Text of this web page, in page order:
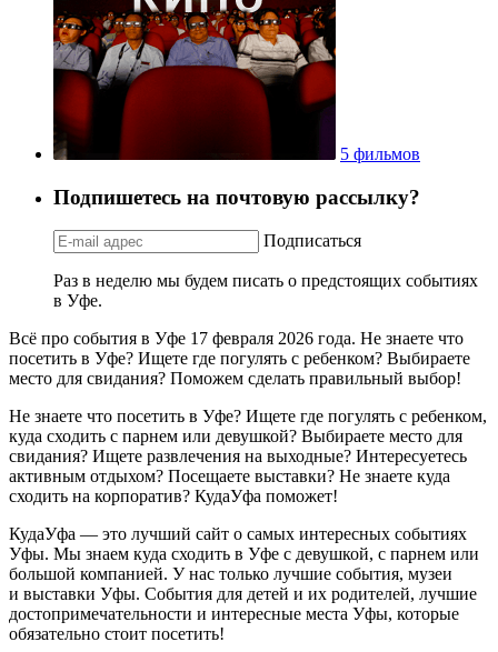
5 фильмов
Подпишетесь на почтовую рассылку?
Подписаться
Раз в неделю мы будем писать о предстоящих событиях
в Уфе.
Всё про события в Уфе 17 февраля 2026 года. Не знаете что
посетить в Уфе? Ищете где погулять с ребенком? Выбираете
место для свидания? Поможем сделать правильный выбор!
Не знаете что посетить в Уфе? Ищете где погулять с ребенком,
куда сходить с парнем или девушкой? Выбираете место для
свидания? Ищете развлечения на выходные? Интересуетесь
активным отдыхом? Посещаете выставки? Не знаете куда
сходить на корпоратив? КудаУфа поможет!
КудаУфа — это лучший сайт о самых интересных событиях
Уфы. Мы знаем куда сходить в Уфе с девушкой, с парнем или
большой компанией. У нас только лучшие события, музеи
и выставки Уфы. События для детей и их родителей, лучшие
достопримечательности и интересные места Уфы, которые
обязательно стоит посетить!